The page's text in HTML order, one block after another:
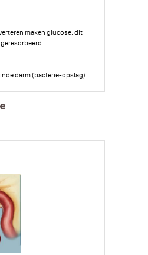
maken glucose: dit
darm (bacterie-opslag)